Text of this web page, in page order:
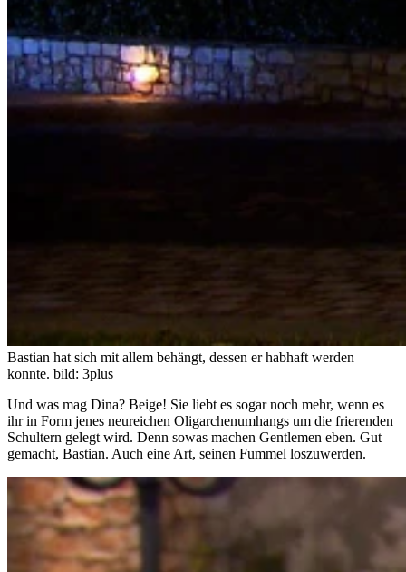
Bastian hat sich mit allem behängt, dessen er habhaft werden
konnte. bild: 3plus
Und was mag Dina? Beige! Sie liebt es sogar noch mehr, wenn es
ihr in Form jenes neureichen Oligarchenumhangs um die frierenden
Schultern gelegt wird. Denn sowas machen Gentlemen eben. Gut
gemacht, Bastian. Auch eine Art, seinen Fummel loszuwerden.